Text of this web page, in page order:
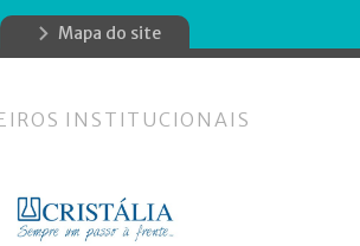
Mapa do site
INSTITUCIONAIS